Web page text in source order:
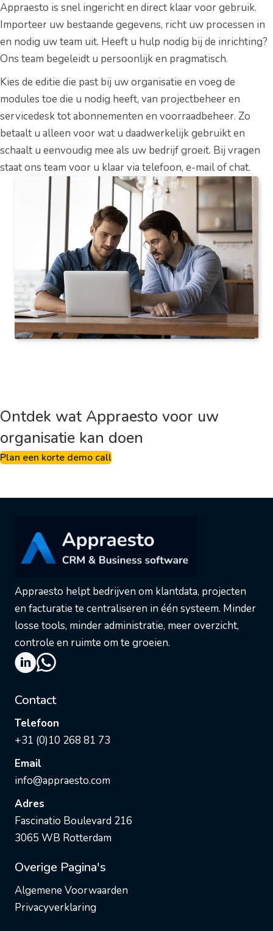
Appraesto is snel ingericht en direct klaar voor gebruik.
Importeer uw bestaande gegevens, richt uw processen in
en nodig uw team uit. Heeft u hulp nodig bij de inrichting?
Ons team begeleidt u persoonlijk en pragmatisch.
Kies de editie die past bij uw organisatie en voeg de
modules toe die u nodig heeft, van projectbeheer en
servicedesk tot abonnementen en voorraadbeheer. Zo
betaalt u alleen voor wat u daadwerkelijk gebruikt en
schaalt u eenvoudig mee als uw bedrijf groeit. Bij vragen
staat ons team voor u klaar via telefoon, e-mail of chat.
Ontdek wat Appraesto voor uw
organisatie kan doen
Plan een korte demo call
Appraesto helpt bedrijven om klantdata, projecten
en facturatie te centraliseren in één systeem. Minder
losse tools, minder administratie, meer overzicht,
controle en ruimte om te groeien.
Contact
Telefoon
+31 (0)10 268 81 73
Email
info@appraesto.com
Adres
Fascinatio Boulevard 216
3065 WB Rotterdam
Overige Pagina's
Algemene Voorwaarden
Privacyverklaring